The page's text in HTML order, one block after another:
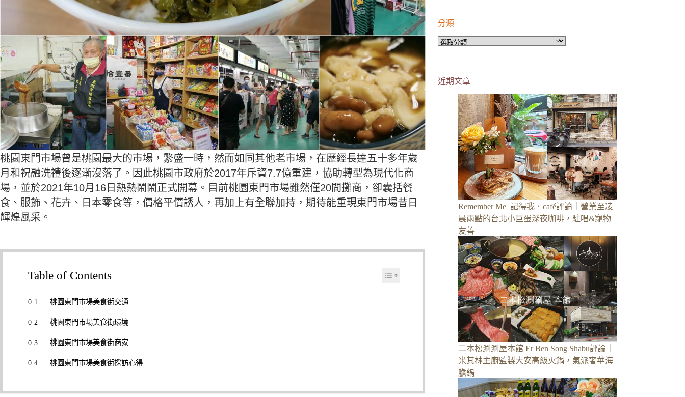
桃園東門市場曾是桃園最大的市場，繁盛一時，然而如同其他老市場，在歷經長達五十多年歲
月和祝融洗禮後逐漸沒落了。因此桃園市政府於2017年斥資7.7億重建，協助轉型為現代化商
場，並於2021年10月16日熱熱鬧鬧正式開幕。目前桃園東門市場雖然僅20間攤商，卻囊括餐
食、服飾、花卉、日本零食等，價格平價誘人，再加上有全聯加持，期待能重現東門市場昔日
輝煌風采。
Table of Contents
桃園東門市場美食街交通
桃園東門市場美食街環境
桃園東門市場美食街商家
桃園東門市場美食街採訪心得
分類
分
近期文章
Remember Me_記得我．café評論｜營業至凌
晨兩點的台北小巨蛋深夜咖啡，駐唱&寵物
友善
二本松涮涮屋本館 Er Ben Song Shabu評論｜
米其林主廚監製大安高級火鍋，氣派奢華海
膽鍋